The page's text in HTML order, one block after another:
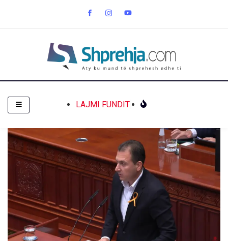
LAJMI FUNDIT